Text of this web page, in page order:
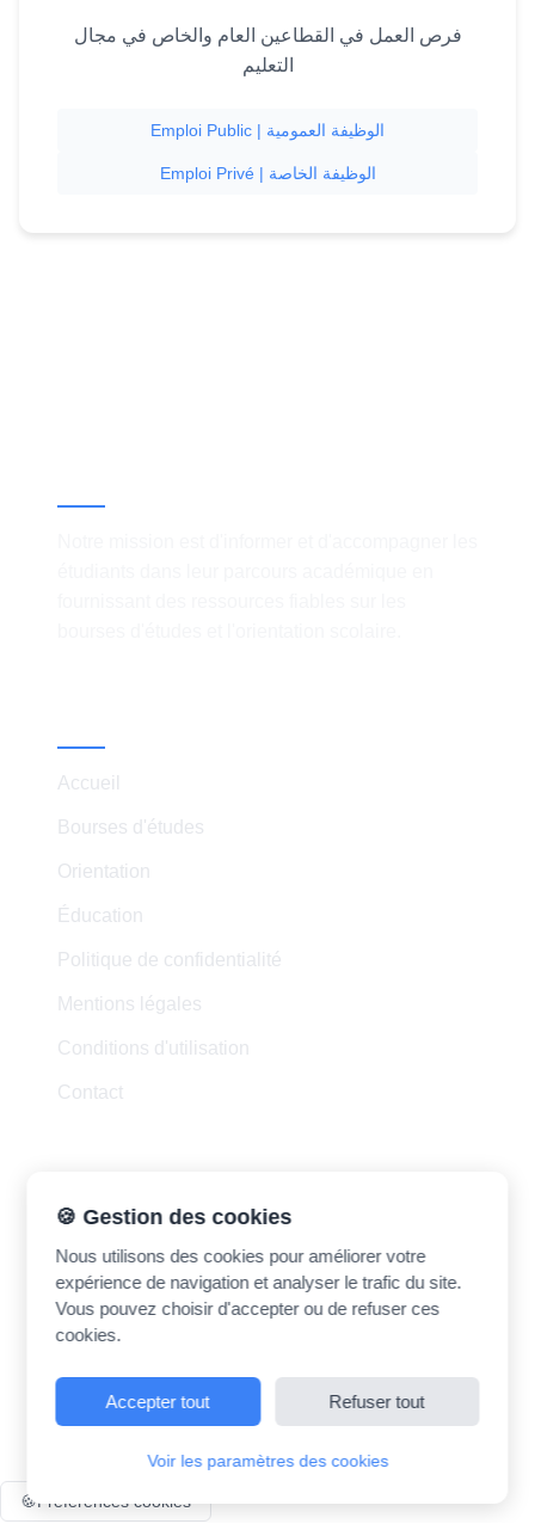
فرص العمل في القطاعين العام والخاص في مجال
التعليم
Emploi Public | الوظيفة العمومية
Emploi Privé | الوظيفة الخاصة
Accueil
Bourses d'études
Orientation
Éducation
Politique de confidentialité
Mentions légales
Conditions d'utilisation
Contact
madrasatk.contact@gmail.com
©2026Madrasatk. Tous droits réservés.
🍪 Gestion des cookies
Nous utilisons des cookies pour améliorer votre
expérience de navigation et analyser le trafic du site.
Vous pouvez choisir d'accepter ou de refuser ces
cookies.
Accepter tout Refuser tout
Voir les paramètres des cookies
🍪Préférences cookies